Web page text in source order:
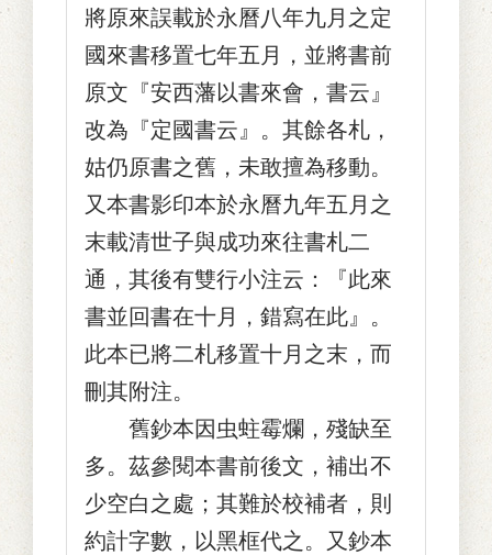
將原來誤載於永曆八年九月之定
國來書移置七年五月，並將書前
原文『安西藩以書來會，書云』
改為『定國書云』。其餘各札，
姑仍原書之舊，未敢擅為移動。
又本書影印本於永曆九年五月之
末載清世子與成功來往書札二
通，其後有雙行小注云：『此來
書並回書在十月，錯寫在此』。
此本已將二札移置十月之末，而
刪其附注。
舊鈔本因虫蛀霉爛，殘缺至
多。茲參閱本書前後文，補出不
少空白之處；其難於校補者，則
約計字數，以黑框代之。又鈔本